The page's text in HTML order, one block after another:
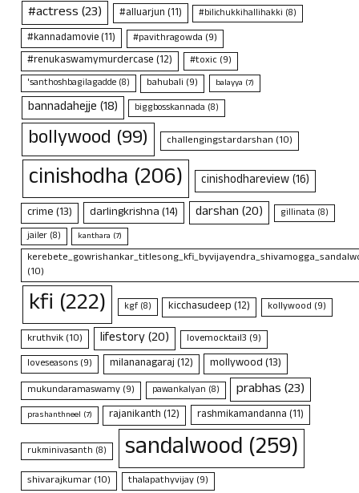
#actress(23) #alluarjun(11) #bilichukkihallihakki (8)
#kannadamovie(11) #pavithragowda (9)
#renukaswamymurdercase(12) #toxic(9)
'santhoshbagilagadde (8) bahubali (9) balayya (7)
bannadahejje(18) biggbosskannada (8)
bollywood (99) challengingstardarshan (10)
cinishodha (206) cinishodhareview(16)
crime(13) darlingkrishna(14) darshan(20) gillinata (8)
jailer (8) kanthara (7)
(10)
kfi (222) kgf(8) kicchasudeep(12) kollywood (9)
kruthvik(10) lifestory(20) lovemocktail3 (9)
loveseasons (9) milananagaraj(12) mollywood(13)
mukundaramaswamy (9) pawankalyan (8) prabhas(23)
prashanthneel (7) rajanikanth(12) rashmikamandanna(11)
rukminivasanth (8) sandalwood (259)
shivarajkumar(10) thalapathyvijay(9)